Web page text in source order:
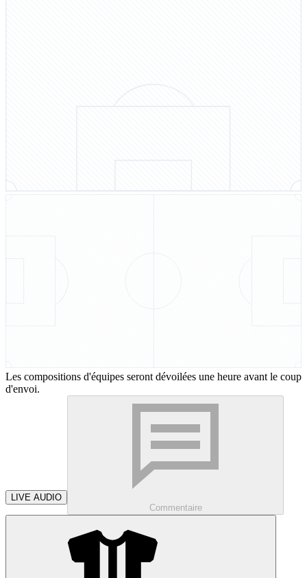
Les compositions d'équipes seront dévoilées une heure avant le coup
d'envoi.
LIVE AUDIO
Commentaire